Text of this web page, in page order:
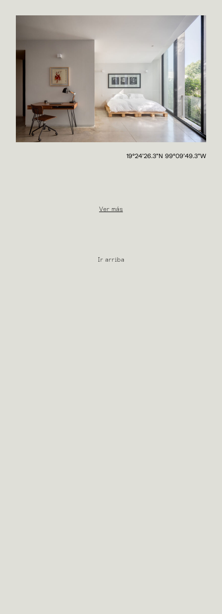
19°24'26.3"N 99°09'49.3"W
Ir arriba
Ver más